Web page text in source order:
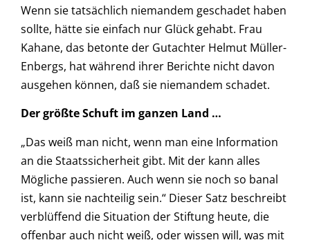
Wenn sie tatsächlich niemandem geschadet haben
sollte, hätte sie einfach nur Glück gehabt. Frau
Kahane, das betonte der Gutachter Helmut Müller-
Enbergs, hat während ihrer Berichte nicht davon
ausgehen können, daß sie niemandem schadet.
Der größte Schuft im ganzen Land …
„Das weiß man nicht, wenn man eine Information
an die Staatssicherheit gibt. Mit der kann alles
Mögliche passieren. Auch wenn sie noch so banal
ist, kann sie nachteilig sein.“ Dieser Satz beschreibt
verblüffend die Situation der Stiftung heute, die
offenbar auch nicht weiß, oder wissen will, was mit